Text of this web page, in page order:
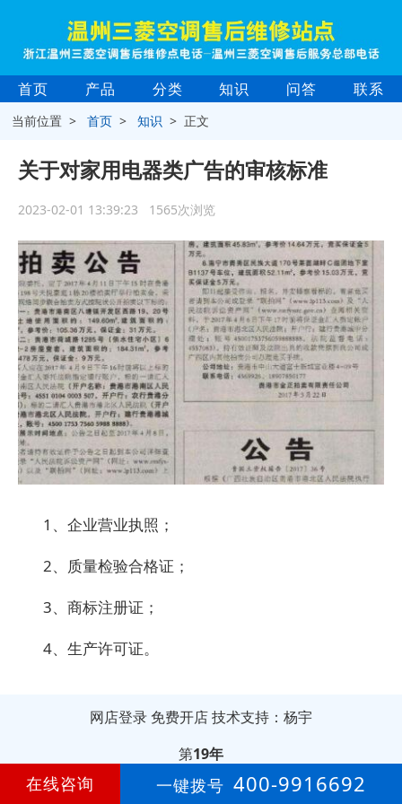
首页 产品 分类 知识 问答 联系
当前位置 >首页 >知识 > 正文
关于对家用电器类广告的审核标准
2023-02-01 13:39:23 1565次浏览
1、企业营业执照；
2、质量检验合格证；
3、商标注册证；
4、生产许可证。
网店登录 免费开店技术支持：杨宇
第19年
在线咨询 一键拨号 400-9916692